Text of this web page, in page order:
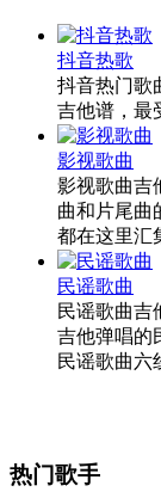
抖音热歌
抖音热门歌
吉他谱，最
影视歌曲
影视歌曲吉
曲和片尾曲
都在这里汇
民谣歌曲
民谣歌曲吉
吉他弹唱的
民谣歌曲六
热门歌手